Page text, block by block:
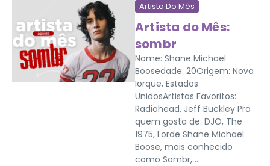
Artista Do Mês
Artista do Mês:
sombr
Nome: Shane Michael
Boosedade: 20Origem: Nova
Iorque, Estados
UnidosArtistas Favoritos:
Radiohead, Jeff Buckley Pra
quem gosta de: DJO, The
1975, Lorde Shane Michael
Boose, mais conhecido
como Sombr, ...